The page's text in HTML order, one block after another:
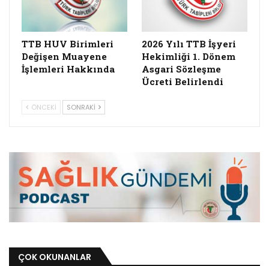
TTB HUV Birimleri
Değişen Muayene
İşlemleri Hakkında
2026 Yılı TTB İşyeri
Hekimliği 1. Dönem
Asgari Sözleşme
Ücreti Belirlendi
ÖNCEKI SONRAKI
ÇOK OKUNANLAR